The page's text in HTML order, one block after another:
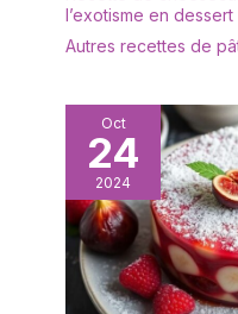
l’exotisme en dessert
Autres recettes de
Oct
24
2024